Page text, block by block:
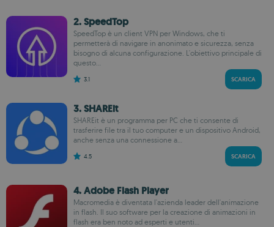
2. SpeedTop
SpeedTop è un client VPN per Windows, che ti
permetterà di navigare in anonimato e sicurezza, senza
bisogno di alcuna configurazione. L'obiettivo principale di
questo...
3.1 SCARICA
3. SHAREit
SHAREit è un programma per PC che ti consente di
trasferire file tra il tuo computer e un dispositivo Android,
anche senza una connessione a...
4.5 SCARICA
4. Adobe Flash Player
Macromedia è diventata l'azienda leader dell'animazione
in flash. Il suo software per la creazione di animazioni in
flash era ben noto ad esperti e utenti...